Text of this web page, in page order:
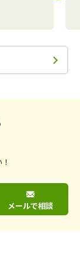
メールで相談